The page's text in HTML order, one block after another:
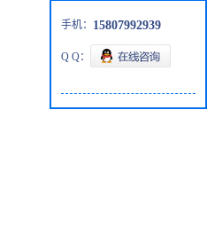
手机： 15807992939
Q Q：